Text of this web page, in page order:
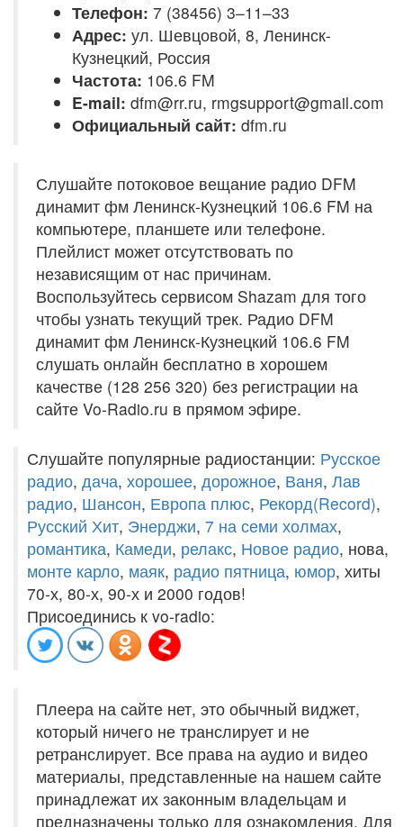
Телефон: 7 (38456) 3–11–33
Адрес: ул. Шевцовой, 8, Ленинск-
Кузнецкий, Россия
Частота: 106.6 FM
E-mail: dfm@rr.ru, rmgsupport@gmail.com
Официальный сайт: dfm.ru
Слушайте потоковое вещание радио DFM
динамит фм Ленинск-Кузнецкий 106.6 FM на
компьютере, планшете или телефоне.
Плейлист может отсутствовать по
независящим от нас причинам.
Воспользуйтесь сервисом Shazam для того
чтобы узнать текущий трек. Радио DFM
динамит фм Ленинск-Кузнецкий 106.6 FM
слушать онлайн бесплатно в хорошем
качестве (128 256 320) без регистрации на
сайте Vo-Radio.ru в прямом эфире.
Слушайте популярные радиостанции: Русское
радио, дача, хорошее, дорожное, Ваня, Лав
радио, Шансон, Европа плюс, Рекорд(Record),
Русский Хит, Энерджи, 7 на семи холмах,
романтика, Камеди, релакс, Новое радио, нова,
монте карло, маяк, радио пятница, юмор, хиты
70-х, 80-х, 90-х и 2000 годов!
Присоединись к vo-radio:
Плеера на сайте нет, это обычный виджет,
который ничего не транслирует и не
ретранслирует. Все права на аудио и видео
материалы, представленные на нашем сайте
принадлежат их законным владельцам и
предназначены только для ознакомления. Для